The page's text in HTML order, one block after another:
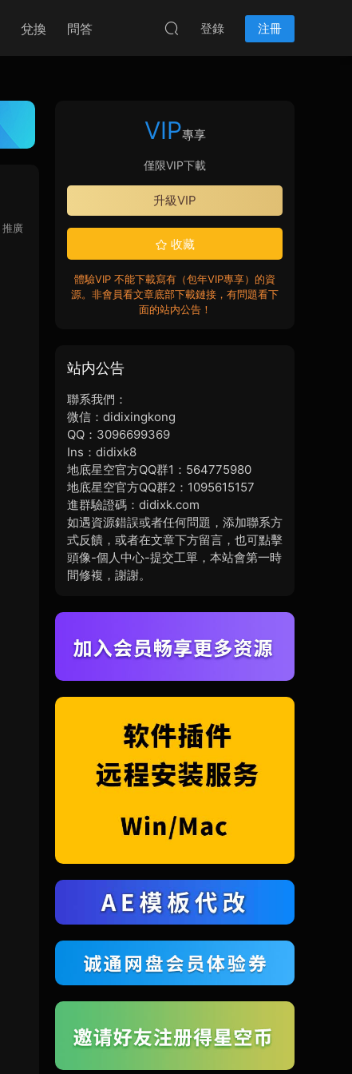
兌換 問答 登錄 注冊
推廣
VIP專享
僅限VIP下載
升級VIP
收藏
體驗VIP 不能下載寫有（包年VIP專享）的資
源。非會員看文章底部下載鏈接，有問題看下
面的站内公告！
站内公告
聯系我們：
微信：didixingkong
QQ：3096699369
Ins：didixk8
地底星空官方QQ群1：564775980
地底星空官方QQ群2：1095615157
進群驗證碼：didixk.com
如遇資源錯誤或者任何問題，添加聯系方
式反饋，或者在文章下方留言，也可點擊
頭像-個人中心-提交工單，本站會第一時
間修複，謝謝。